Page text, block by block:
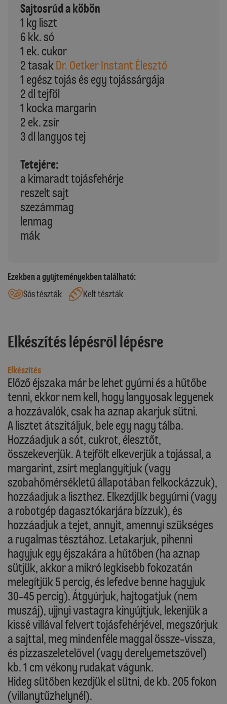
Sajtosrúd a köbön
1 kg liszt
6 kk. só
1 ek. cukor
2 tasak Dr. Oetker Instant Élesztő
1 egész tojás és egy tojássárgája
2 dl tejföl
1 kocka margarin
2 ek. zsír
3 dl langyos tej
Tetejére:
a kimaradt tojásfehérje
reszelt sajt
szezámmag
lenmag
mák
Ezekben a gyűjteményekben található:
Sós tészták
Kelt tészták
Elkészítés lépésről lépésre
Elkészítés
Előző éjszaka már be lehet gyúrni és a hűtőbe
tenni, ekkor nem kell, hogy langyosak legyenek
a hozzávalók, csak ha aznap akarjuk sütni.
A lisztet átszitáljuk, bele egy nagy tálba.
Hozzáadjuk a sót, cukrot, élesztőt,
összekeverjük. A tejfölt elkeverjük a tojással, a
margarint, zsírt meglangyítjuk (vagy
szobahőmérsékletű állapotában felkockázzuk),
hozzáadjuk a liszthez. Elkezdjük begyúrni (vagy
a robotgép dagasztókarjára bízzuk), és
hozzáadjuk a tejet, annyit, amennyi szükséges
a rugalmas tésztához. Letakarjuk, pihenni
hagyjuk egy éjszakára a hűtőben (ha aznap
sütjük, akkor a mikró legkisebb fokozatán
melegítjük 5 percig, és lefedve benne hagyjuk
30-45 percig). Átgyúrjuk, hajtogatjuk (nem
muszáj), ujjnyi vastagra kinyújtjuk, lekenjük a
kissé villával felvert tojásfehérjével, megszórjuk
a sajttal, meg mindenféle maggal össze-vissza,
és pizzaszeletelővel (vagy derelyemetszővel)
kb. 1 cm vékony rudakat vágunk.
Hideg sütőben kezdjük el sütni, de kb. 205 fokon
(villanytűzhelynél).